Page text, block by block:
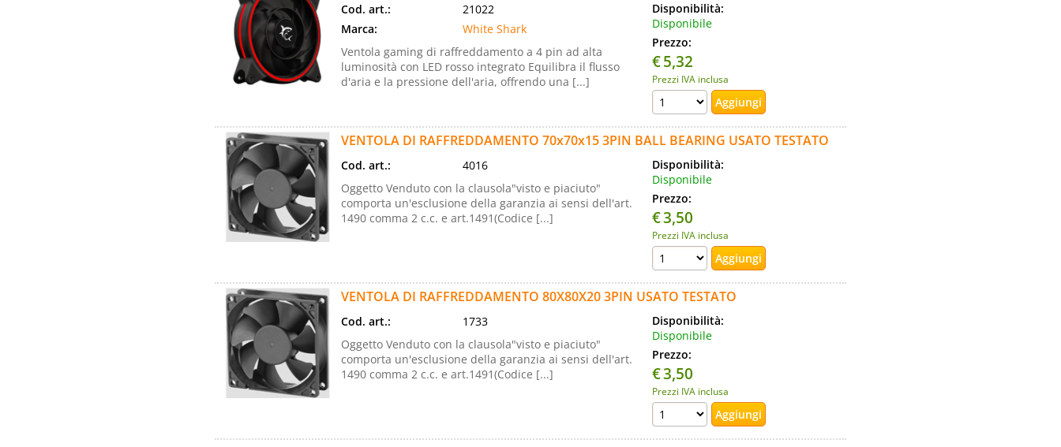
Cod. art.:
21022
Marca:
White Shark
Ventola gaming di raffreddamento a 4 pin ad alta
luminosità con LED rosso integrato Equilibra il flusso
d'aria e la pressione dell'aria, offrendo una [...]
Disponibilità:
Disponibile
Prezzo:
€5,32
Prezzi IVA inclusa
VENTOLA DI RAFFREDDAMENTO 70x70x15 3PIN BALL BEARING USATO TESTATO
Cod. art.:
4016
Oggetto Venduto con la clausola"visto e piaciuto"
comporta un'esclusione della garanzia ai sensi dell'art.
1490 comma 2 c.c. e art.1491(Codice [...]
Disponibilità:
Disponibile
Prezzo:
€3,50
Prezzi IVA inclusa
VENTOLA DI RAFFREDDAMENTO 80X80X20 3PIN USATO TESTATO
Cod. art.:
1733
Oggetto Venduto con la clausola"visto e piaciuto"
comporta un'esclusione della garanzia ai sensi dell'art.
1490 comma 2 c.c. e art.1491(Codice [...]
Disponibilità:
Disponibile
Prezzo:
€3,50
Prezzi IVA inclusa